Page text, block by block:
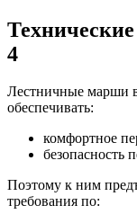
4
Лестничные марши
обеспечивать:
комфортное
безопасность
Поэтому к ним
требования по: